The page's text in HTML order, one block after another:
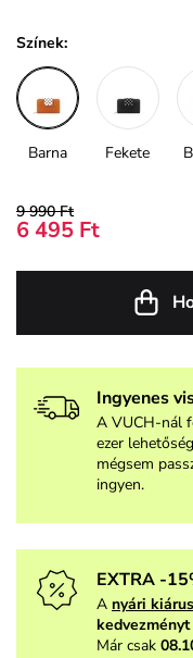
Színek:
Barna Fekete
9 990 Ft
6 495 Ft
Ingyenes
A VUCH-nál
ezer
mégsem
ingyen.
EXTRA -
A nyári
kedvezményt
Már csak